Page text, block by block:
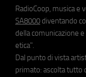
RadioCoop, musica e
SA8000 diventando
della comunicazione
etica".
Dal punto di vista
primato: ascolta tutto